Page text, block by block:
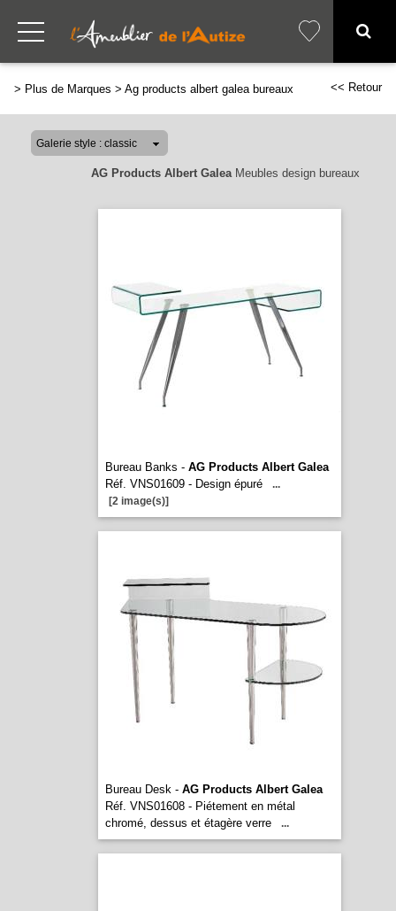
> Plus de Marques > Ag products albert galea bureaux << Retour
AG Products Albert GaleaMeubles design bureaux
Bureau Banks - AG Products Albert Galea
Réf. VNS01609 - Design épuré
...
[2 image(s)]
Bureau Desk - AG Products Albert Galea
Réf. VNS01608 - Piétement en métal
chromé, dessus et étagère verre
...